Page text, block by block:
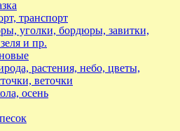
транспорт
уголки, бордюры, завитки,
и пр.
растения, небо, цветы,
веточки
осень